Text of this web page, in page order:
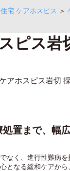
宅 ケアホスピス ＞
ピス岩
アホスピス岩切
処置まで、幅
なく、進行性難病を
となる緩和ケアから